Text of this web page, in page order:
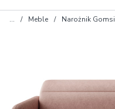
Meble Narożnik Gomsi